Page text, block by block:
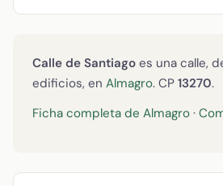
Calle de Santiago es una calle,
edificios, en Almagro. CP 13270.
Ficha completa de Almagro ·